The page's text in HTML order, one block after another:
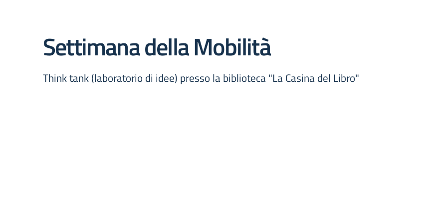
Settimana della Mobilità
Think tank (laboratorio di idee) presso la biblioteca "La Casina del Libro"